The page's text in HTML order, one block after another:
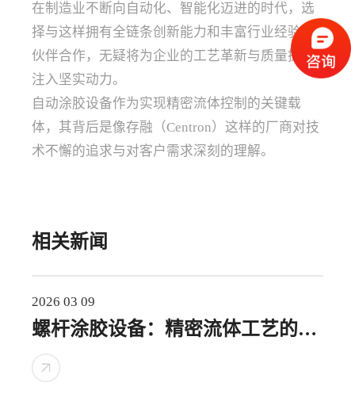
在制造业不断向自动化、智能化迈进的时代，选
择与这样拥有全链条创新能力和丰富行业经验的
伙伴合作，无疑将为企业的工艺革新与质量提升
注入坚实动力。
自动涂胶设备作为实现精密流体控制的关键载
体，其背后是像存融（Centron）这样的厂商对技
术不懈的追求与对客户需求深刻的理解。
相关新闻
2026 03 09
螺杆涂胶设备：精密流体工艺的核
心动力与创新选择